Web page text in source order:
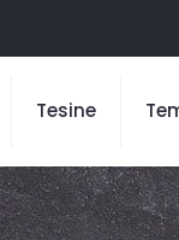
Tesine